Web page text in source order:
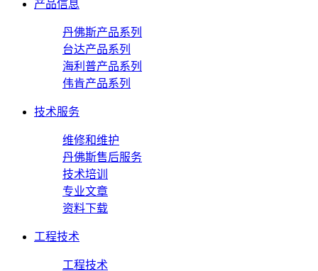
产品信息
丹佛斯产品系列
台达产品系列
海利普产品系列
伟肯产品系列
技术服务
维修和维护
丹佛斯售后服务
技术培训
专业文章
资料下载
工程技术
工程技术